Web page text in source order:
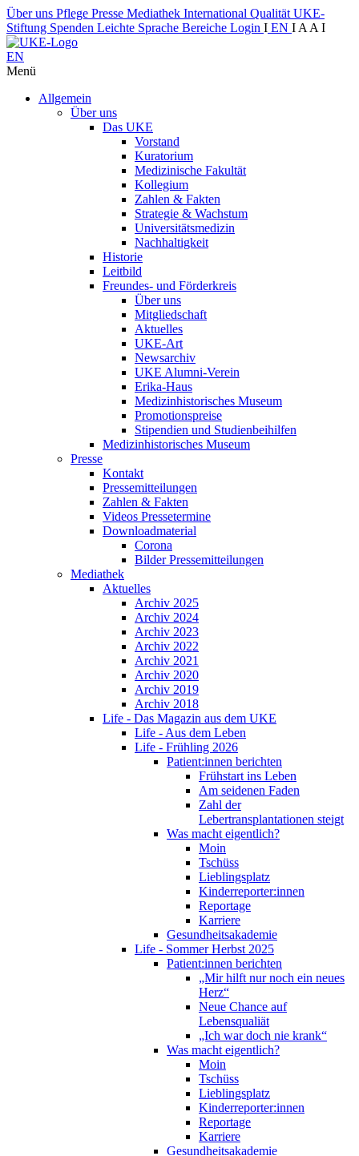
Über uns Pflege Presse Mediathek International Qualität UKE-
Stiftung Spenden Leichte Sprache Bereiche Login I EN I A A I
EN
Menü
Allgemein
Über uns
Das UKE
Vorstand
Kuratorium
Medizinische Fakultät
Kollegium
Zahlen & Fakten
Strategie & Wachstum
Universitätsmedizin
Nachhaltigkeit
Historie
Leitbild
Freundes- und Förderkreis
Über uns
Mitgliedschaft
Aktuelles
UKE-Art
Newsarchiv
UKE Alumni-Verein
Erika-Haus
Medizinhistorisches Museum
Promotionspreise
Stipendien und Studienbeihilfen
Medizinhistorisches Museum
Presse
Kontakt
Pressemitteilungen
Zahlen & Fakten
Videos Pressetermine
Downloadmaterial
Corona
Bilder Pressemitteilungen
Mediathek
Aktuelles
Archiv 2025
Archiv 2024
Archiv 2023
Archiv 2022
Archiv 2021
Archiv 2020
Archiv 2019
Archiv 2018
Life - Das Magazin aus dem UKE
Life - Aus dem Leben
Life - Frühling 2026
Patient:innen berichten
Frühstart ins Leben
Am seidenen Faden
Zahl der
Lebertransplantationen steigt
Was macht eigentlich?
Moin
Tschüss
Lieblingsplatz
Kinderreporter:innen
Reportage
Karriere
Gesundheitsakademie
Life - Sommer Herbst 2025
Patient:innen berichten
„Mir hilft nur noch ein neues
Herz“
Neue Chance auf
Lebensqualiät
„Ich war doch nie krank“
Was macht eigentlich?
Moin
Tschüss
Lieblingsplatz
Kinderreporter:innen
Reportage
Karriere
Gesundheitsakademie